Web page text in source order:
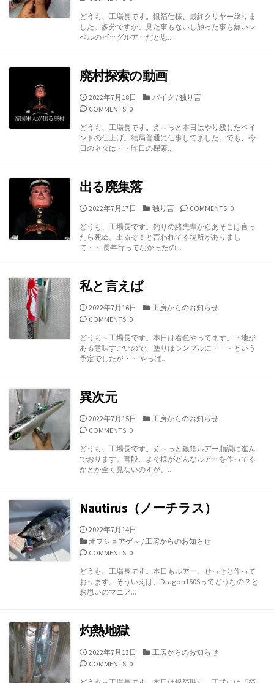
リ
ー
どうも、工場長です。銀箔仕様、最終クリヤー塗りま
した。多分ですが、見た事もないし触った事も無いレ
ベルのビッグルアーだと思...
廃村探索の動画
公
開
2022年7月18日
カ
リ
ー
バイク /独り言
COMMENTS: 0
どうも、工場長です。え～っと本日はやり残したペイ
ントの仕上げ。結局普通に仕事してました。でも、今
日のネタは・・昨日の探索...
出る廃集落
公
日
2022年7月17日
カ
ゴ
リ
独り言
COMMENTS: 0
どうも、工場長です。釣りの諸先輩からあそこは言っ
たら死ぬ。出るぞ！と言われてる場所がありまし
て・・ 長年行ってなかったの...
私と言えば
公
開
2022年7月16日
カ
リ
ー
工房からのお知らせ
COMMENTS: 0
どうも～工場長です。本日は着色やってます。下地が
ある意味すごいので、塗りはシンプルに・・・という
予定でしたが・・ やっぱ...
異次元
公
開
2022年7月15日
カ
リ
ー
工房からのお知らせ
COMMENTS: 0
どうも、工場長です。え～っと銀箔ルアー順調に進ん
でおります。普段、よそ様がどんなルアーを作ってる
かとか全く見ないのすが、...
Nautirus（ノーチラス）
公
開
日
2022年7月14日
カ
テ
リ
ー
オフショアゲ～ /工房からのお知らせ
COMMENTS: 0
どうも、工場長です。本日もルアー、せっせと作って
おります。そういえば、Dragon150Sってどうなの？と
お思いのマニア...
灼熱地獄
公
開
2022年7月13日
カ
工房からのお知らせ
COMMENTS: 0